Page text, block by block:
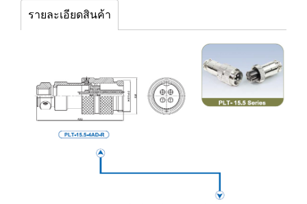
รายละเอียดสินค้า